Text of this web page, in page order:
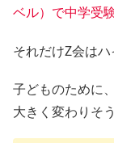
ベル）で中学受
それだけZ会は
子どものために
大きく変わりそ